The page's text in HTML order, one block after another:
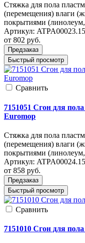
Стяжка для пола
(перемещения) влаги
покрытиями
Артикул:
от 802 руб.
Предзаказ
Быстрый просмотр
Cравнить
7151051 Сгон для
Euromop
Стяжка для пола
(перемещения) влаги
покрытиями
Артикул:
от 858 руб.
Предзаказ
Быстрый просмотр
Cравнить
7151010 Сгон для